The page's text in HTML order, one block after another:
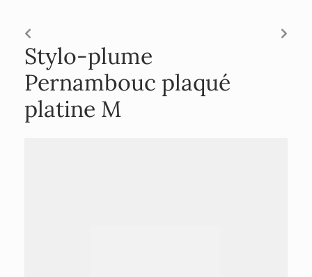
Stylo-plume
Pernambouc plaqué
platine M